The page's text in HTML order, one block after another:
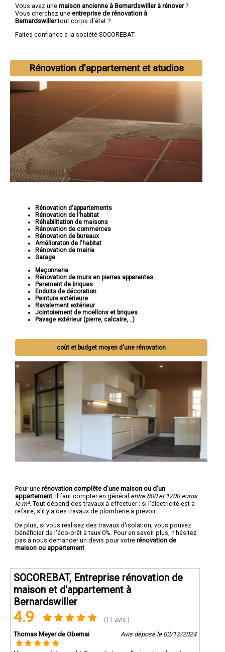
Vous avez une maison ancienne à Bernardswiller à rénover?
Vous cherchez une entreprise de rénovation à
Bernardswillertout corps d'état ?
Faites confiance à la société SOCOREBAT.
Rénovation d’appartement et studios
Rénovation d'appartements
Rénovation de l'habitat
Réhabilitation de maisons
Rénovation de commerces
Rénovation de bureaux
Amélioraton de l'habitat
Rénovation de mairie
Garage
Maçonnerie
Rénovation de murs en pierres apparentes
Parement de briques
Enduits de décoration
Peinture extérieure
Ravalement extérieur
Jointoiement de moellons et briques
Pavage extérieur (pierre, calcaire,...)
coût et budget moyen d'une rénovation
Pour une rénovation complête d'une maison ou d'un
appartement , il faut compter en général entre 800 et 1200 euros
le m². Tout dépend des travaux à effectuer : si l'électricité est à
refaire, s'il y a des travaux de plomberie à prévoir...
De plus, si vous réalisez des travaux d'isolation, vous pouvez
bénéficier de l'éco-prêt à taux 0%. Pour en savoir plus, n'hésitez
pas à nous demander un devis pour votre rénovation de
maison ou appartement
SOCOREBAT, Entreprise rénovation de
maison et d'appartement à
Bernardswiller
4.9 (11 avis )
Thomas Meyer de Obernai Avis déposé le 02/12/2024